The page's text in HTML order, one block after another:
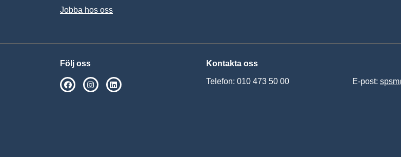
Jobba hos oss
Följ oss
SPSM på Facebook
SPSM på Instagram
Kontakta oss
Telefon: 010 473 50 00 E-post: